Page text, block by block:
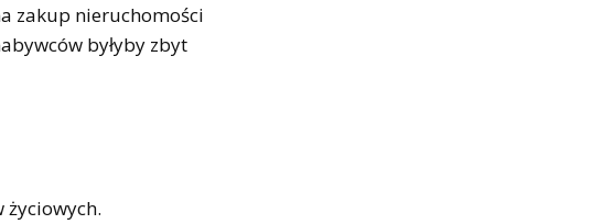
zakup nieruchomości
byłyby zbyt
życiowych.